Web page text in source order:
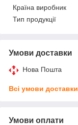
Країна виробник
Тип продукції
Умови доставки
Нова Пошта
Всі умови доставки
Умови оплати